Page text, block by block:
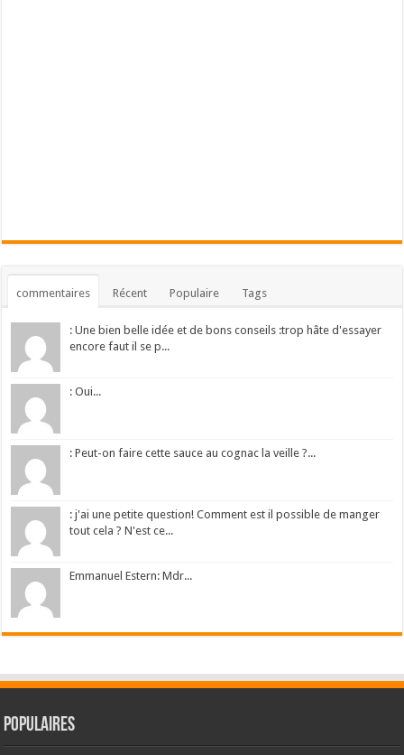
commentaires Récent Populaire Tags
: Une bien belle idée et de bons conseils :trop hâte d'essayer
encore faut il se p...
: Oui...
: Peut-on faire cette sauce au cognac la veille ?...
: j'ai une petite question! Comment est il possible de manger
tout cela ? N'est ce...
Emmanuel Estern: Mdr...
Populaires